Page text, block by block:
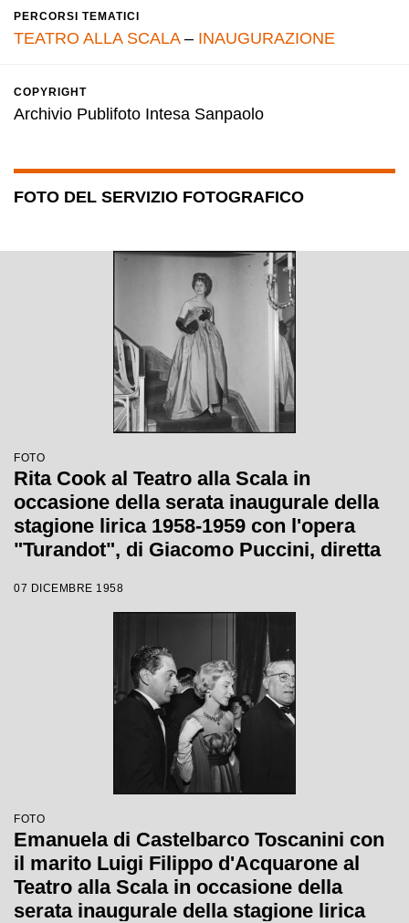
PERCORSI TEMATICI
TEATRO ALLA SCALA– INAUGURAZIONE
COPYRIGHT
Archivio Publifoto Intesa Sanpaolo
FOTO DEL SERVIZIO FOTOGRAFICO
FOTO
Rita Cook al Teatro alla Scala in
occasione della serata inaugurale della
stagione lirica 1958-1959 con l'opera
"Turandot", di Giacomo Puccini, diretta
Margherita Wallmann
07 DICEMBRE 1958
FOTO
Emanuela di Castelbarco Toscanini con
il marito Luigi Filippo d'Acquarone al
Teatro alla Scala in occasione della
serata inaugurale della stagione lirica